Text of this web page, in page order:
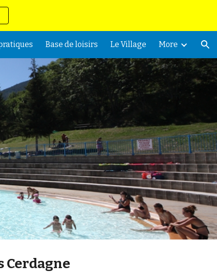
Base de loisirs Le Village More
Cerdagne